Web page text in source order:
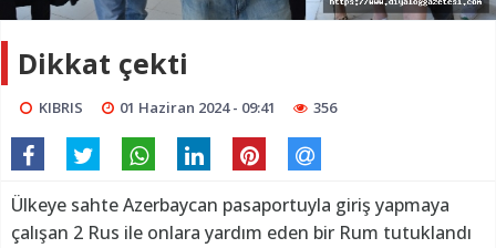
Dikkat çekti
KIBRIS 01 Haziran 2024 - 09:41 356
Ülkeye sahte Azerbaycan pasaportuyla giriş yapmaya
çalışan 2 Rus ile onlara yardım eden bir Rum tutuklandı